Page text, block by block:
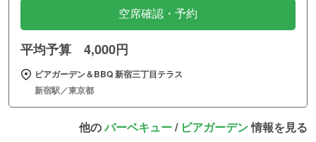
空席確認・予約
平均予算 4,000円
ビアガーデン＆BBQ 新宿三丁目テラス
新宿駅／東京都
他のバーベキュー/ ビアガーデン情報を見る